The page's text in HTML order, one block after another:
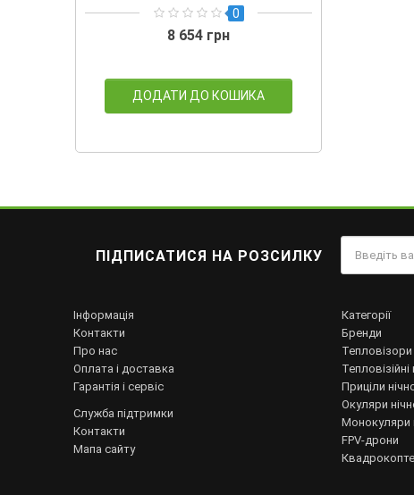
0
8 654 грн
ДОДАТИ ДО КОШИКА
ПІДПИСАТИСЯ НА РОЗСИЛКУ
Інформація
Контакти
Про нас
Оплата і доставка
Гарантія і сервіс
Служба підтримки
Контакти
Мапа сайту
Категорії
Бренди
Тепловізори
Тепловізійні
Приціли
Окуляри
Монокуляри
FPV-дрони